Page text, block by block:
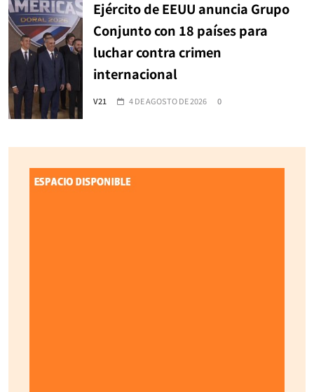
Ejército de EEUU anuncia Grupo
Conjunto con 18 países para
luchar contra crimen
internacional
V21 4 DE AGOSTO DE 2026 0